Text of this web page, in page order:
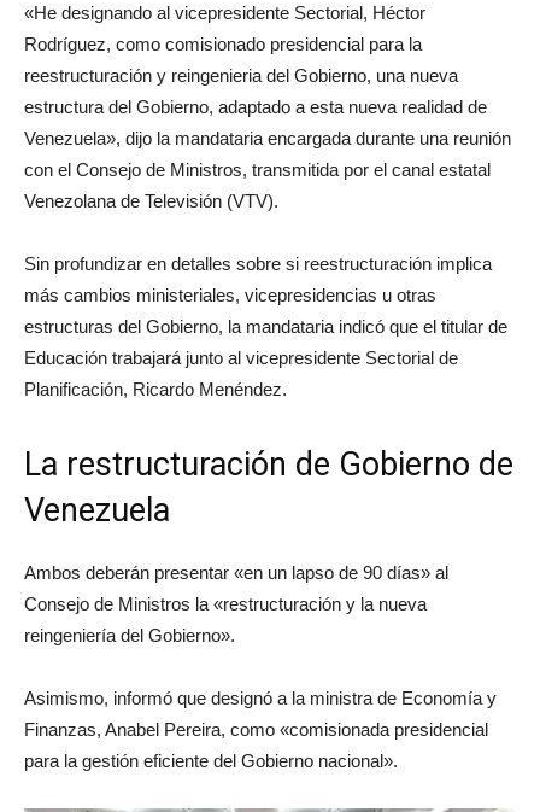
«He designando al vicepresidente Sectorial, Héctor
Rodríguez, como comisionado presidencial para la
reestructuración y reingenieria del Gobierno, una nueva
estructura del Gobierno, adaptado a esta nueva realidad de
Venezuela», dijo la mandataria encargada durante una reunión
con el Consejo de Ministros, transmitida por el canal estatal
Venezolana de Televisión (VTV).
Sin profundizar en detalles sobre si reestructuración implica
más cambios ministeriales, vicepresidencias u otras
estructuras del Gobierno, la mandataria indicó que el titular de
Educación trabajará junto al vicepresidente Sectorial de
Planificación, Ricardo Menéndez.
La restructuración de Gobierno de
Venezuela
Ambos deberán presentar «en un lapso de 90 días» al
Consejo de Ministros la «restructuración y la nueva
reingeniería del Gobierno».
Asimismo, informó que designó a la ministra de Economía y
Finanzas, Anabel Pereira, como «comisionada presidencial
para la gestión eficiente del Gobierno nacional».